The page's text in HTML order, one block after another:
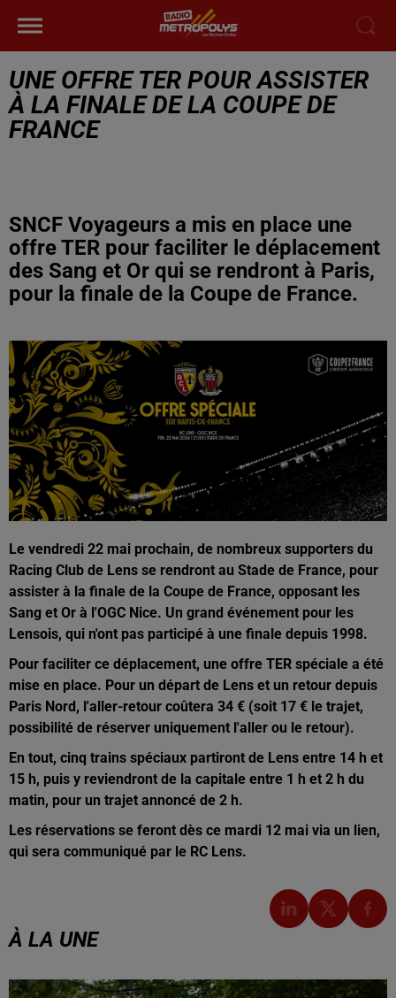
UNE OFFRE TER POUR ASSISTER
À LA FINALE DE LA COUPE DE
FRANCE
SNCF Voyageurs a mis en place une
offre TER pour faciliter le déplacement
des Sang et Or qui se rendront à Paris,
pour la finale de la Coupe de France.
Le vendredi 22 mai prochain, de nombreux supporters du
Racing Club de Lens se rendront au Stade de France, pour
assister à la finale de la Coupe de France, opposant les
Sang et Or à l'OGC Nice. Un grand événement pour les
Lensois, qui n'ont pas participé à une finale depuis 1998.
Pour faciliter ce déplacement, une offre TER spéciale a été
mise en place. Pour un départ de Lens et un retour depuis
Paris Nord, l'aller-retour coûtera 34 € (soit 17 € le trajet,
possibilité de réserver uniquement l'aller ou le retour).
En tout, cinq trains spéciaux partiront de Lens entre 14 h et
15 h, puis y reviendront de la capitale entre 1 h et 2 h du
matin, pour un trajet annoncé de 2 h.
Les réservations se feront dès ce mardi 12 mai via un lien,
qui sera communiqué par le RC Lens.
À LA UNE